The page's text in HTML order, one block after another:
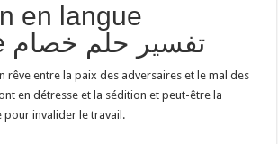
en langue
française تفسير حلم خصام
rêve entre la paix des adversaires et le mal des
en détresse et la sédition et peut-être la
pour invalider le travail.